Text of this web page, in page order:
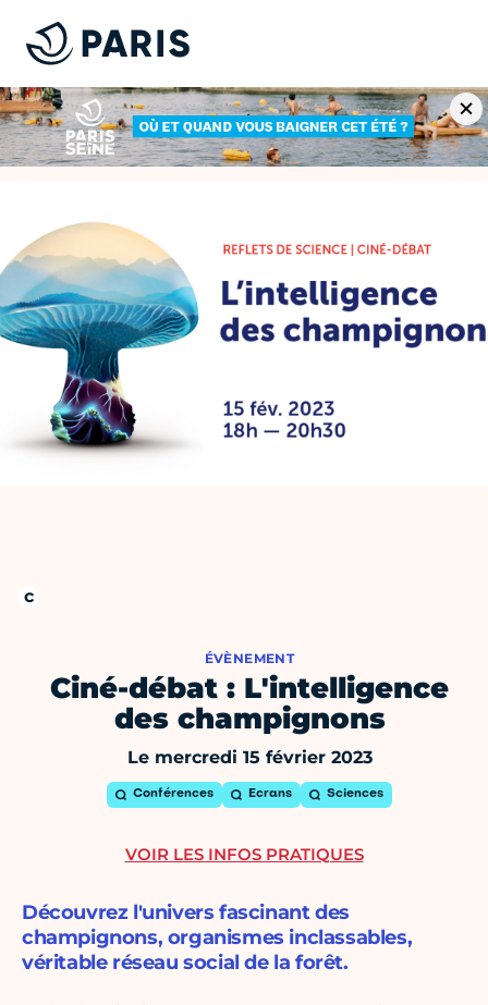
ÉVÈNEMENT
Ciné-débat : L'intelligence
des champignons
Le mercredi 15 février 2023
Conférences Ecrans Sciences
Découvrez l'univers fascinant des
champignons, organismes inclassables,
véritable réseau social de la forêt.
VOIR LES INFOS PRATIQUES